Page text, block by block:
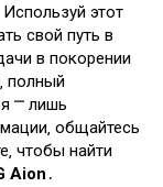
этот
свой путь в
в покорении
полный
⎻ лишь
общайтесь
чтобы найти
Aion ․